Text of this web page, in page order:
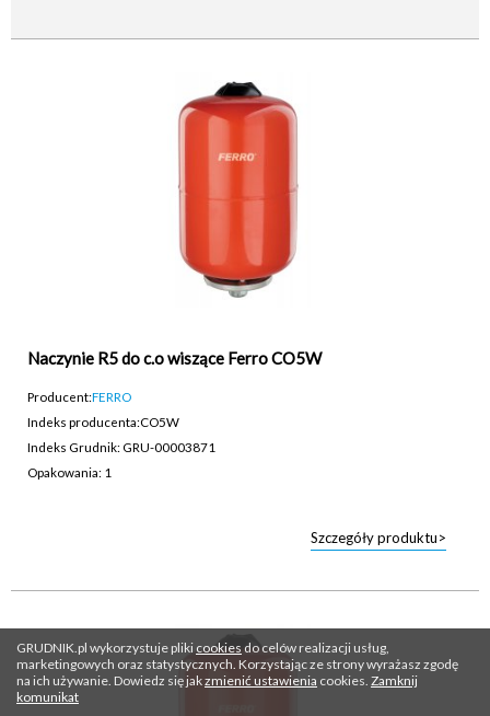
Naczynie R5 do c.o wiszące Ferro CO5W
Producent:FERRO
Indeks producenta:CO5W
Indeks Grudnik: GRU-00003871
Opakowania: 1
Szczegóły produktu>
GRUDNIK.pl wykorzystuje plikicookies do celów realizacji usług,
marketingowych oraz statystycznych. Korzystając ze strony wyrażasz zgodę
na ich używanie. Dowiedz się jakzmienić ustawienia cookies. Zamknij
komunikat